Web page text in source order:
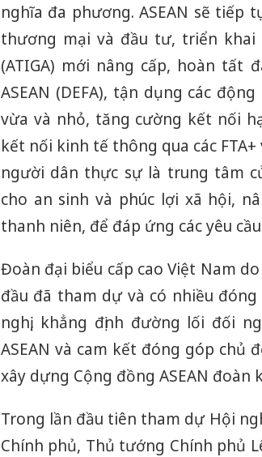
nghĩa đa phương. ASEAN sẽ
thương mại và đầu tư, triển khai
(ATIGA) mới nâng cấp, hoàn tất
ASEAN (DEFA), tận dụng các
vừa và nhỏ, tăng cường kết nối
kết nối kinh tế thông qua các
người dân thực sự là trung tâm
cho an sinh và phúc lợi xã hội,
thanh niên, để đáp ứng các yêu
Đoàn đại biểu cấp cao Việt Nam
đầu đã tham dự và có nhiều
nghị, khẳng định đường lối đối
ASEAN và cam kết đóng góp chủ
xây dựng Cộng đồng ASEAN đoàn
Trong lần đầu tiên tham dự Hội
Chính phủ, Thủ tướng Chính phủ